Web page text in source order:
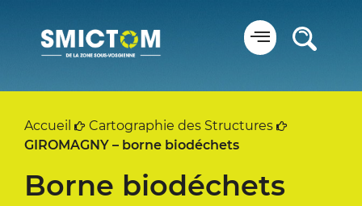
Accueil
Cartographie des Structures
GIROMAGNY – borne biodéchets
Borne biodéchets